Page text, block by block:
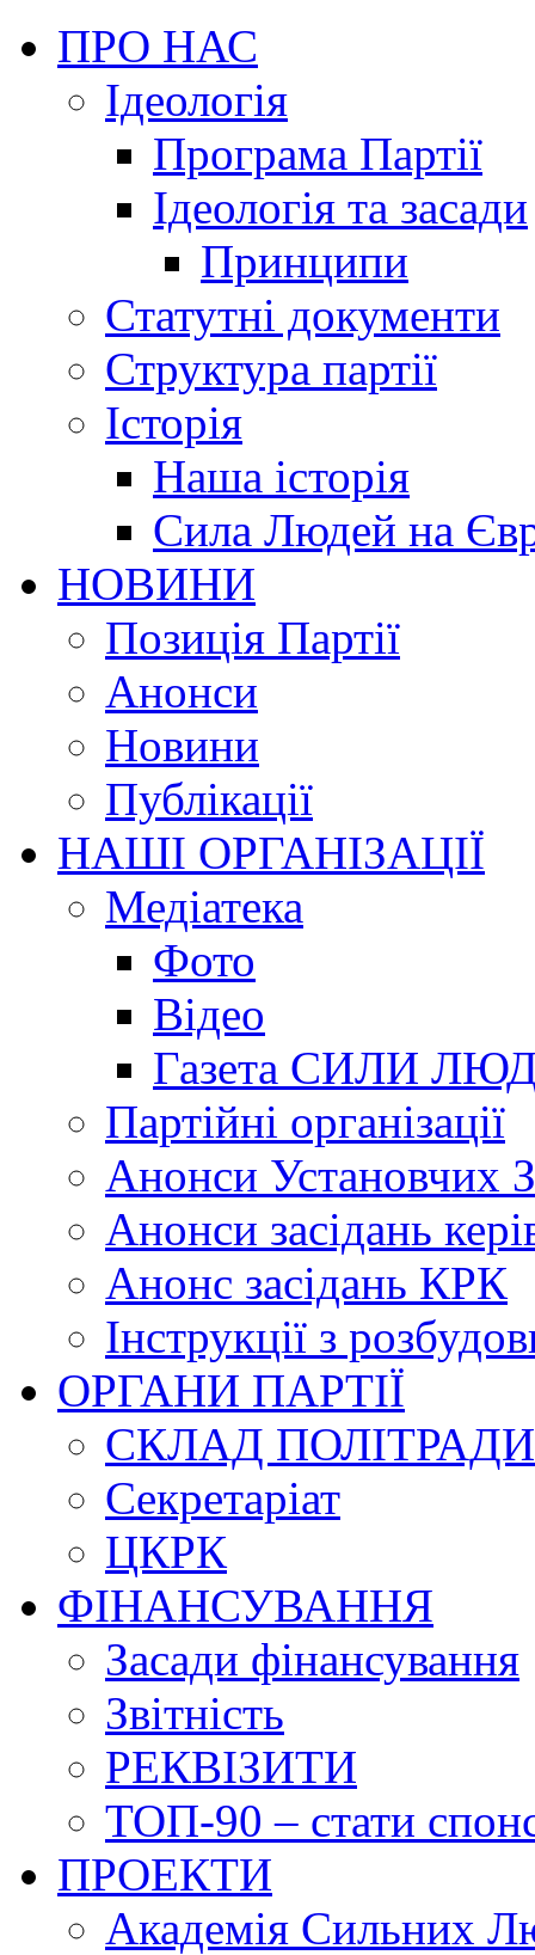
ПРО НАС
Ідеологія
Програма Партії
Ідеологія та засади
Принципи
Статутні документи
Структура партії
Історія
Наша історія
Сила Людей на
НОВИНИ
Позиція Партії
Анонси
Новини
Публікації
НАШІ ОРГАНІЗАЦІЇ
Медіатека
Фото
Відео
Газета СИЛИ
Партійні організації
Анонси Установчих
Анонси засідань
Анонс засідань КРК
Інструкції з
ОРГАНИ ПАРТІЇ
СКЛАД ПОЛІТРАДИ
Секретаріат
ЦКРК
ФІНАНСУВАННЯ
Засади фінансування
Звітність
РЕКВІЗИТИ
ТОП-90 – стати
ПРОЕКТИ
Академія Сильних